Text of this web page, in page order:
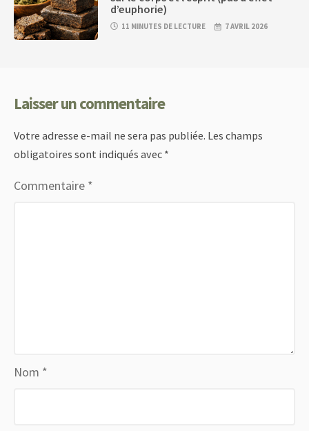
d’euphorie)
11 MINUTES DE LECTURE 7 AVRIL 2026
Laisser un commentaire
Votre adresse e-mail ne sera pas publiée. Les champs
obligatoires sont indiqués avec *
Commentaire *
Nom *